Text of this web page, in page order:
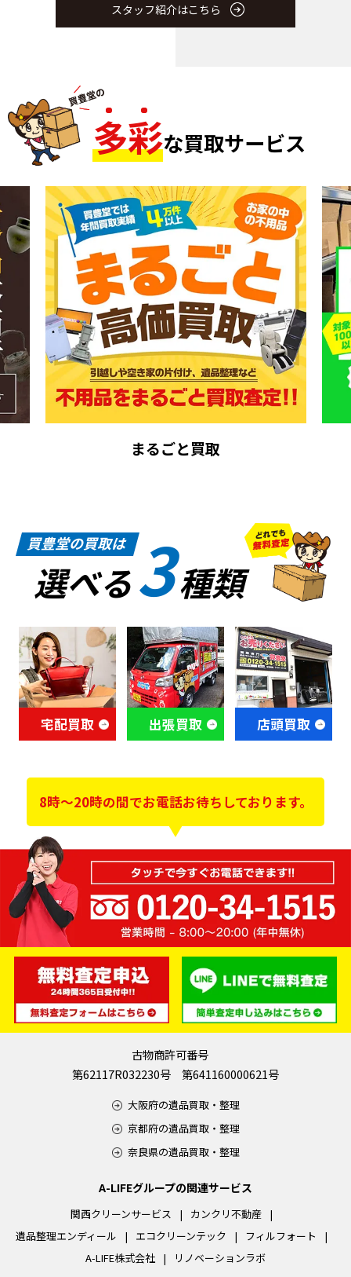
スタッフ紹介はこちら
多彩な買取サービス
まるごと買取
買豊堂の買取は
選べる3種類
宅配買取 出張買取 店頭買取
8時～20時の間でお電話お待ちしております。
古物商許可番号
第62117R032230号 第641160000621号
大阪府の遺品買取・整理
京都府の遺品買取・整理
奈良県の遺品買取・整理
A-LIFEグループの関連サービス
関西クリーンサービス
カンクリ不動産
遺品整理エンディール
エコクリーンテック
フィルフォート
A-LIFE株式会社
リノベーションラボ